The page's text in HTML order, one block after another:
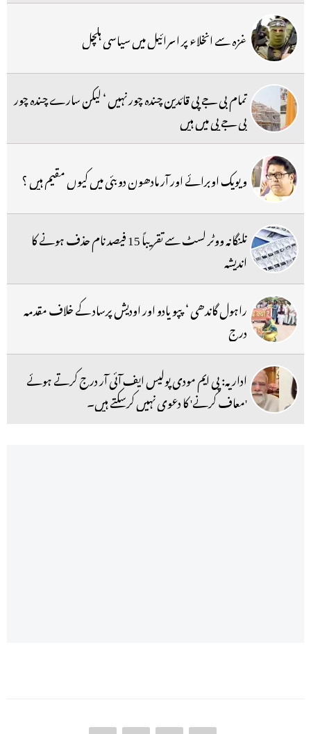
غزہ سے انخلاء پر اسرائیل میں سیاسی ہلچل
تمام بی جے پی قائدین چندہ چور نہیں ‘ لیکن سارے چندہ چور
بی جے پی میں ہیں
ویویک اوبرائے اور آر مادھون دوبئی میں کیوں مقیم ہیں ؟
تلنگانہ ووٹر لسٹ سے تقریباً 15 فیصد نام حذف ہونے کا
اندیشہ
راہول گاندھی ‘ پپو یادو اور اودیش پرساد کے خلاف مقدمہ
درج
اداریہ: پی ایم مودی پولیس ایف آئی آر درج کرتے ہوئے
'معاف کرنے' کا دعوی نہیں کرسکتے ہیں۔